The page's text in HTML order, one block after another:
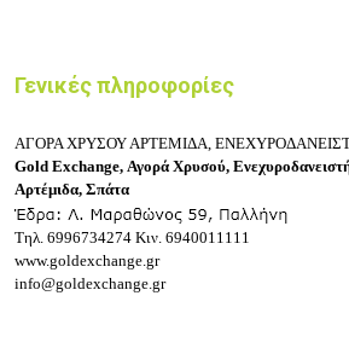
Γενικές πληροφορίες
ΑΓΟΡΑ ΧΡΥΣΟΥ ΑΡΤΕΜΙΔΑ,
Gold Exchange, Αγορά Χρυσού,
Αρτέμιδα, Σπάτα
Τηλ. 6996734274 Κιν. 6940011111
www.goldexchange.gr
info@goldexchange.gr